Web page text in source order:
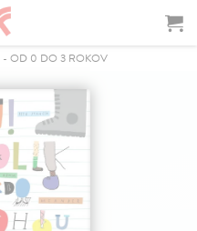
- OD 0 DO 3 ROKOV